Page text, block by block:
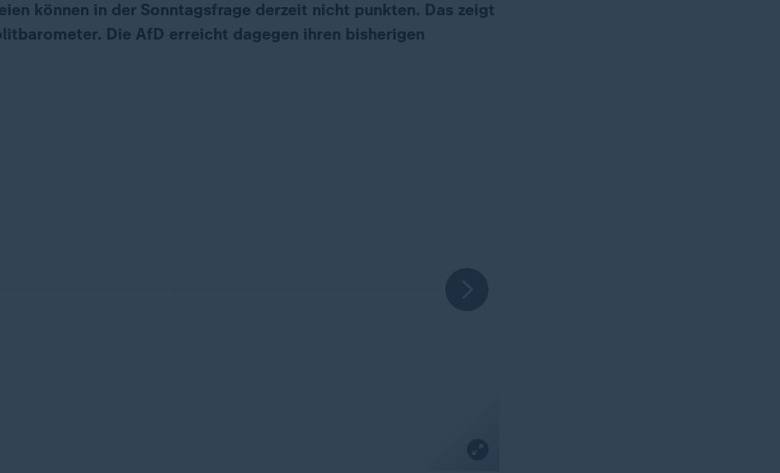
können in der Sonntagsfrage derzeit nicht punkten. Das zeigt
Die AfD erreicht dagegen ihren bisherigen